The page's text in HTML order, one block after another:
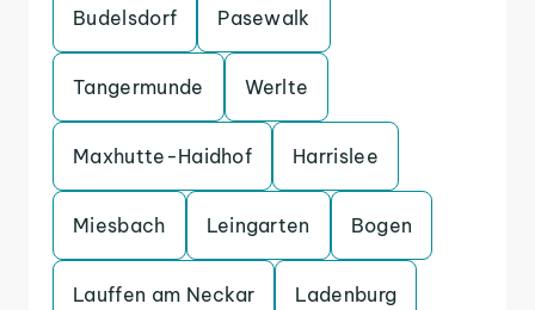
Budelsdorf Pasewalk
Tangermunde Werlte
Maxhutte-Haidhof Harrislee
Miesbach Leingarten Bogen
Lauffen am Neckar Ladenburg